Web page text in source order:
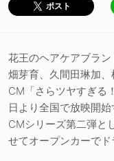
ポスト
花王のヘアケアブラン
畑芽育、久間田琳加
CM「さらツヤすぎる
日より全国で放映開
CMシリーズ第二弾と
せてオープンカーでド